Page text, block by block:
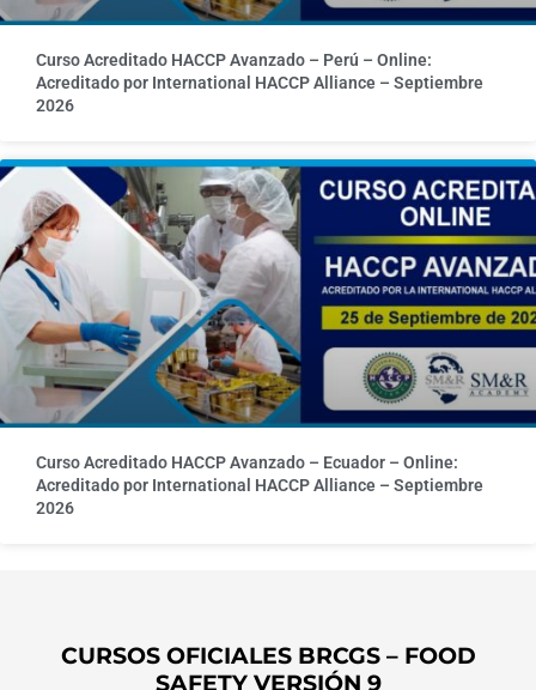
Curso Acreditado HACCP Avanzado – Perú – Online:
Acreditado por International HACCP Alliance – Septiembre
2026
Curso Acreditado HACCP Avanzado – Ecuador – Online:
Acreditado por International HACCP Alliance – Septiembre
2026
CURSOS OFICIALES BRCGS – FOOD
SAFETY VERSIÓN 9